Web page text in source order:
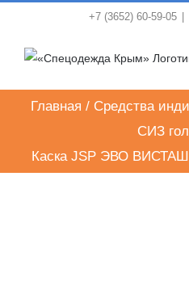
content
+7 (3652) 60-59-05
Главная / Средства
СИЗ
Каска JSP ЭВО